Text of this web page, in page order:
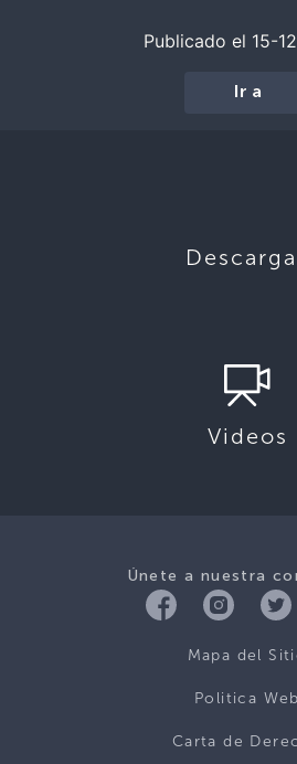
Publicado el 15-
Ir a
Videos
Únete a nuestra
Mapa del
Politica Web
Carta de